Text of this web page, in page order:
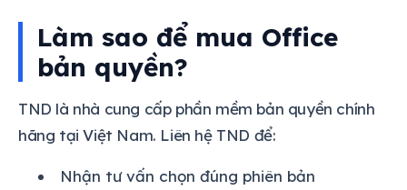
Làm sao để mua Office
bản quyền?
TND là nhà cung cấp phần mềm bản quyền chính
hãng tại Việt Nam. Liên hệ TND để:
Nhận tư vấn chọn đúng phiên bản